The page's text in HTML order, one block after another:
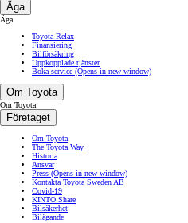
Äga
Äga
Toyota Relax
Finansiering
Bilförsäkring
Uppkopplade tjänster
Boka service (Opens in new window)
Om Toyota
Om Toyota
Företaget
Om Toyota
The Toyota Way
Historia
Ansvar
Press (Opens in new window)
Kontakta Toyota Sweden AB
Covid-19
KINTO Share
Bilsäkerhet
Bilägande